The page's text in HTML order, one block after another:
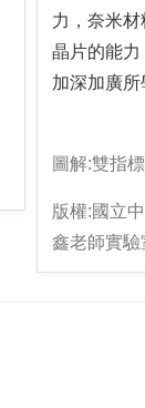
力，奈米
晶片的能
加深加廣所
圖解:雙指
版權:國立
鑫老師實驗